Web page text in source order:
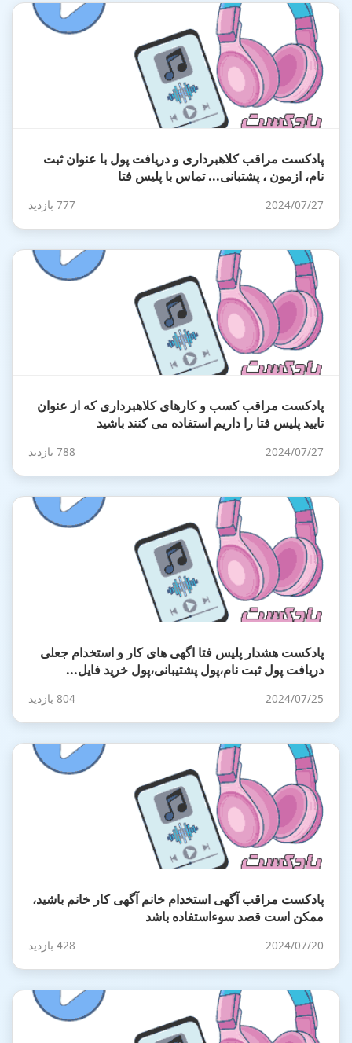
پادکست مراقب کلاهبرداری و دریافت پول با عنوان ثبت
نام، ازمون ، پشتبانی... تماس با پلیس فتا
2024/07/27 777 بازدید
پادکست مراقب کسب و کارهای کلاهبرداری که از عنوان
تایید پلیس فتا را داریم استفاده می کنند باشید
2024/07/27 788 بازدید
پادکست هشدار پلیس فتا اگهی های کار و استخدام جعلی
دریافت پول ثبت نام،پول پشتیبانی،پول خرید فایل...
2024/07/25 804 بازدید
پادکست مراقب آگهی استخدام خانم آگهی کار خانم باشید،
ممکن است قصد سوءاستفاده باشد
2024/07/20 428 بازدید